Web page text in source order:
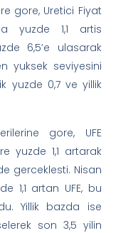
gore, Uretici Fiyat
yuzde 1,1 artis
6,5’e ulasarak
yuksek seviyesini
yuzde 0,7 ve yillik
gore, UFE
yuzde 1,1 artarak
gerceklesti. Nisan
1,1 artan UFE, bu
Yillik bazda ise
son 3,5 yilin